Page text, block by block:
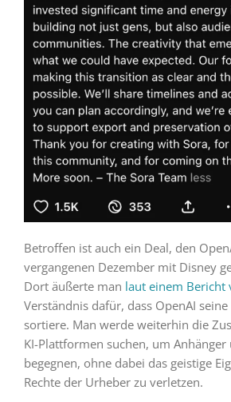
Betroffen ist auch ein Deal, den
vergangenen Dezember mit Disney
Dort äußerte man laut einem Bericht
Verständnis dafür, dass OpenAI
sortiere. Man werde weiterhin die
KI-Plattformen suchen, um Anhänger
begegnen, ohne dabei das geistige
Rechte der Urheber zu verletzen.